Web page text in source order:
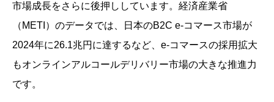
市場成長をさらに後押ししています。経済産業省
（METI）のデータでは、日本のB2C e-コマース市場が
2024年に26.1兆円に達するなど、e-コマースの採用拡大
もオンラインアルコールデリバリー市場の大きな推進力
です。